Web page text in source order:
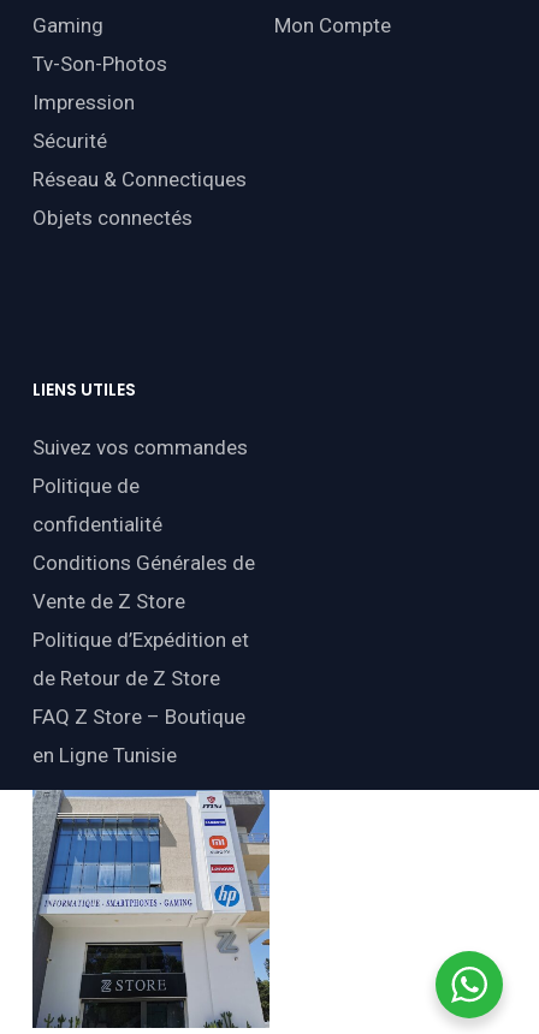
Gaming
Tv-Son-Photos
Impression
Sécurité
Réseau & Connectiques
Objets connectés
Mon Compte
LIENS UTILES
Suivez vos commandes
Politique de
confidentialité
Conditions Générales de
Vente de Z Store
Politique d’Expédition et
de Retour de Z Store
FAQ Z Store – Boutique
en Ligne Tunisie